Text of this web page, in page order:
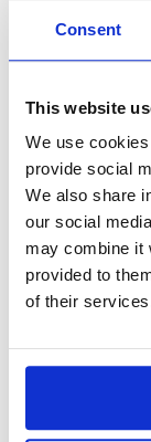
Consent
This website
We use
provide social
We also share
our social
may combine it
provided to
of their
enkelt,
Mer än
logistik
AI
cirkulära
etablerade
traditionellt